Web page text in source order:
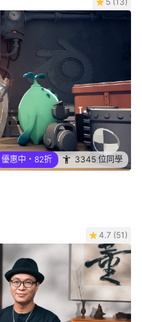
優惠中・82折 3345 位同學
4.7 (51)